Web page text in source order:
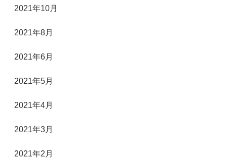
2021年10月
2021年8月
2021年6月
2021年5月
2021年4月
2021年3月
2021年2月